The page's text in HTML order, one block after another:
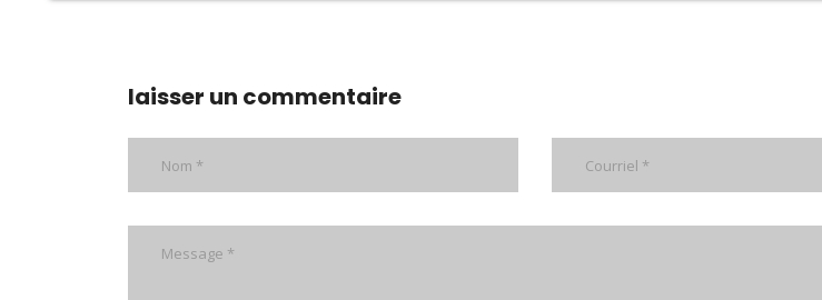
laisser un commentaire